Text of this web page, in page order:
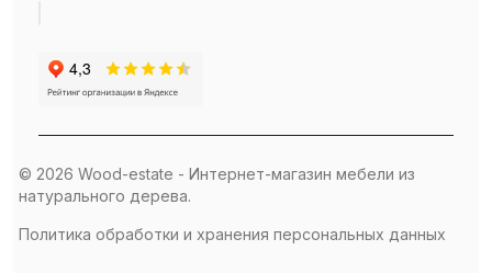
© 2026 Wood-estate - Интернет-магазин мебели из
натурального дерева.
Политика обработки и хранения персональных данных